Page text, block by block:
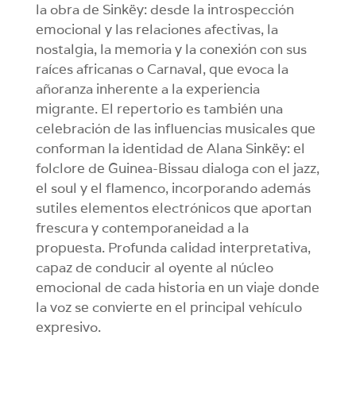
la obra de Sinkëy: desde la introspección
emocional y las relaciones afectivas, la
nostalgia, la memoria y la conexión con sus
raíces africanas o Carnaval, que evoca la
añoranza inherente a la experiencia
migrante. El repertorio es también una
celebración de las influencias musicales que
conforman la identidad de Alana Sinkëy: el
folclore de Guinea-Bissau dialoga con el jazz,
el soul y el flamenco, incorporando además
sutiles elementos electrónicos que aportan
frescura y contemporaneidad a la
propuesta. Profunda calidad interpretativa,
capaz de conducir al oyente al núcleo
emocional de cada historia en un viaje donde
la voz se convierte en el principal vehículo
expresivo.